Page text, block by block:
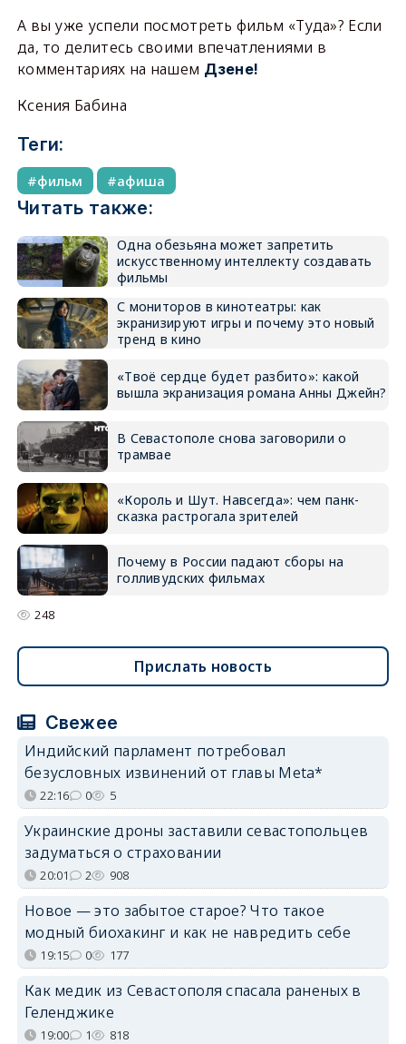
А вы уже успели посмотреть фильм «Туда»? Если
да, то делитесь своими впечатлениями в
комментариях на нашем Дзене!
Ксения Бабина
Теги:
фильм афиша
Читать также:
Одна обезьяна может запретить
искусственному интеллекту создавать
фильмы
С мониторов в кинотеатры: как
экранизируют игры и почему это новый
тренд в кино
«Твоё сердце будет разбито»: какой
вышла экранизация романа Анны Джейн?
В Севастополе снова заговорили о
трамвае
«Король и Шут. Навсегда»: чем панк-
сказка растрогала зрителей
Почему в России падают сборы на
голливудских фильмах
248
Прислать новость
Свежее
Индийский парламент потребовал
безусловных извинений от главы Meta*
22:16 0 5
Украинские дроны заставили севастопольцев
задуматься о страховании
20:01 2 908
Новое — это забытое старое? Что такое
модный биохакинг и как не навредить себе
19:15 0 177
Как медик из Севастополя спасала раненых в
Геленджике
19:00 1 818